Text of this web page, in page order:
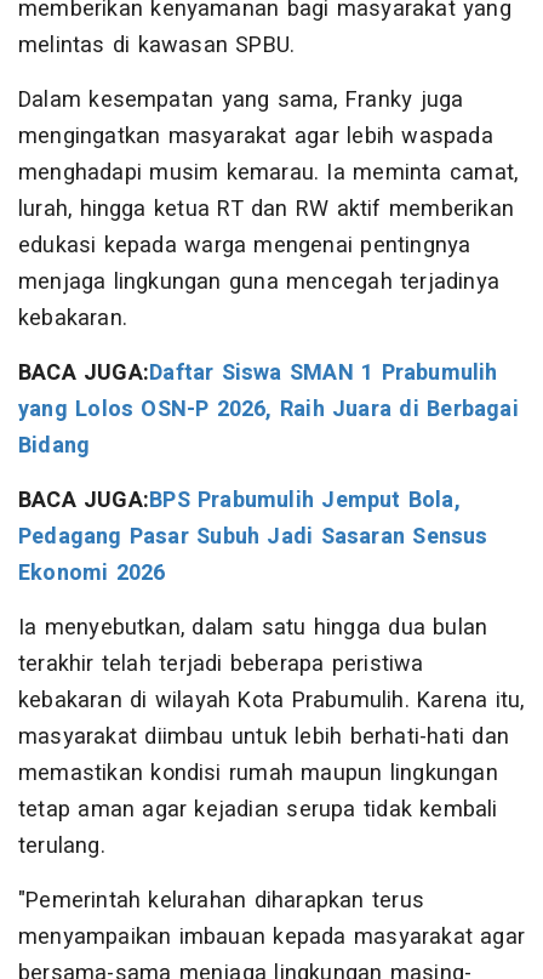
memberikan kenyamanan bagi masyarakat yang
melintas di kawasan SPBU.
Dalam kesempatan yang sama, Franky juga
mengingatkan masyarakat agar lebih waspada
menghadapi musim kemarau. Ia meminta camat,
lurah, hingga ketua RT dan RW aktif memberikan
edukasi kepada warga mengenai pentingnya
menjaga lingkungan guna mencegah terjadinya
kebakaran.
BACA JUGA:Daftar Siswa SMAN 1 Prabumulih
yang Lolos OSN-P 2026, Raih Juara di Berbagai
Bidang
BACA JUGA:BPS Prabumulih Jemput Bola,
Pedagang Pasar Subuh Jadi Sasaran Sensus
Ekonomi 2026
Ia menyebutkan, dalam satu hingga dua bulan
terakhir telah terjadi beberapa peristiwa
kebakaran di wilayah Kota Prabumulih. Karena itu,
masyarakat diimbau untuk lebih berhati-hati dan
memastikan kondisi rumah maupun lingkungan
tetap aman agar kejadian serupa tidak kembali
terulang.
"Pemerintah kelurahan diharapkan terus
menyampaikan imbauan kepada masyarakat agar